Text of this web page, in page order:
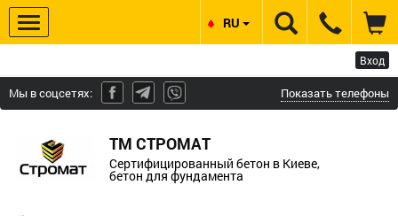
Вход
Мы в соцсетях: Показать телефоны
ТМ СТРОМАТ
Сертифицированный бетон в Киеве,
бетон для фундамента
RU